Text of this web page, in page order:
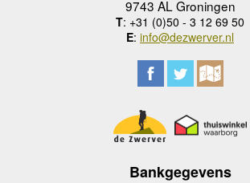
9743 AL Groningen
T: +31 (0)50 - 3 12 69 50
E: info@dezwerver.nl
Bankgegevens